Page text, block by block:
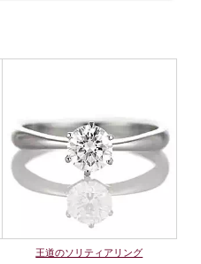
王道のソリティアリング